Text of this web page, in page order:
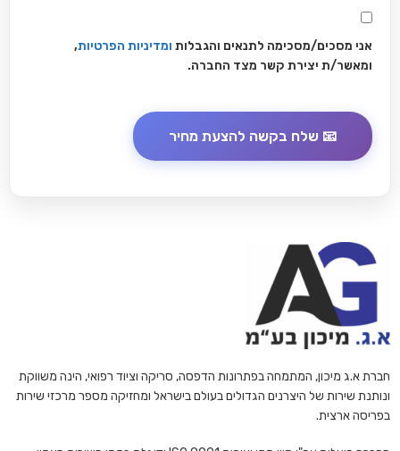
אני מסכים/מסכימה לתנאים והגבלות ומדיניות הפרטיות,
ומאשר/ת יצירת קשר מצד החברה.
חברת א.ג מיכון, המתמחה בפתרונות הדפסה, סריקה וציוד רפואי, הינה משווקת
ונותנת שירות של היצרנים הגדולים בעולם בישראל ומחזיקה מספר מרכזי שירות
בפריסה ארצית.